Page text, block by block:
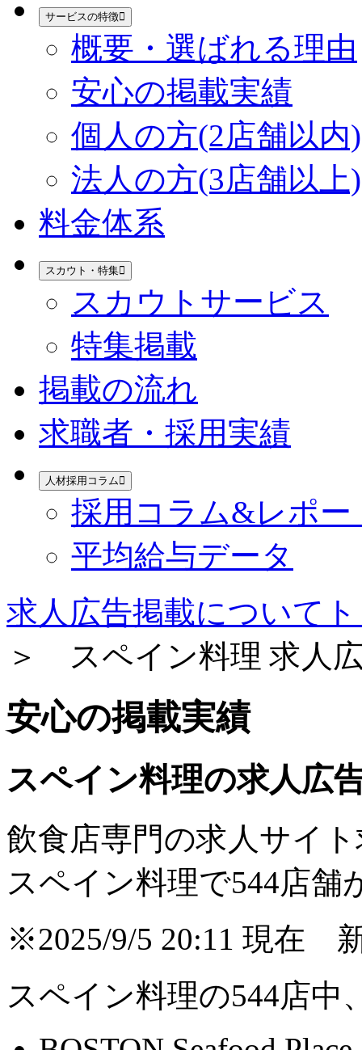
サービスの特徴
概要・選ばれる理由
安心の掲載実績
個人の方(2店舗以内)
法人の方(3店舗以上)
料金体系
スカウト・特集
スカウトサービス
特集掲載
掲載の流れ
求職者・採用実績
人材採用コラム
採用コラム&レポー
平均給与データ
求人広告掲載について
＞ スペイン料理 求人
安心の掲載実績
スペイン料理の求人広
飲食店専門の求人サイ
スペイン料理で544店舗
※2025/9/5 20:11 現在
スペイン料理の544店中